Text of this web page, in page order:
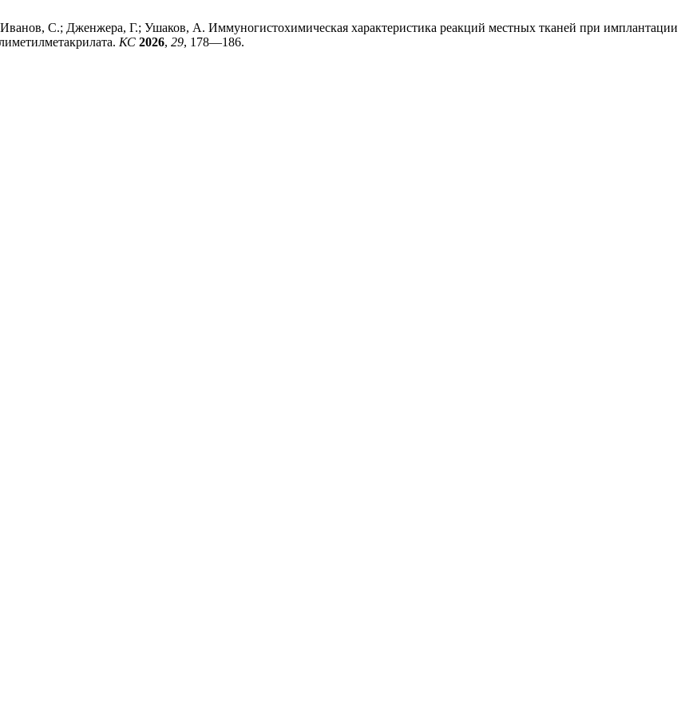
С.; Дженжера, Г.; Ушаков, А. Иммуногистохимическая характеристика реакций местных тканей при имплантации
КС 2026, 29, 178—186.